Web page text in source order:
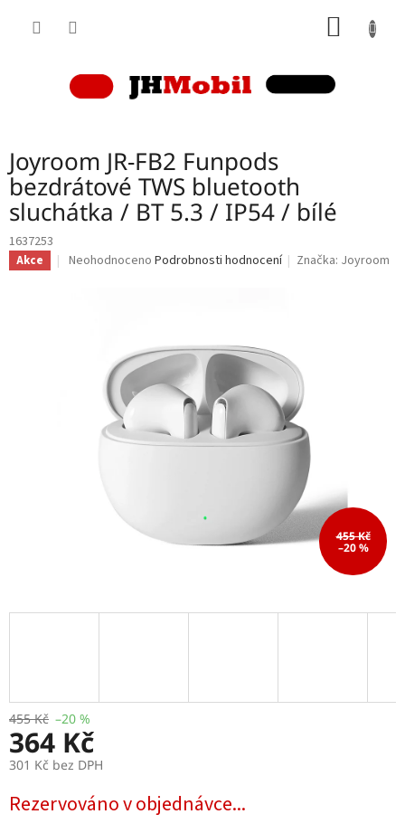
Joyroom JR-FB2 Funpods
bezdrátové TWS bluetooth
sluchátka / BT 5.3 / IP54 / bílé
1637253
Akce
Průměrné
hvězdiček.
Neohodnoceno Podrobnosti hodnocení Značka: Joyroom
455 Kč
–20 %
455 Kč –20 %
364 Kč
301 Kč bez DPH
cena:
Rezervováno v objednávce...